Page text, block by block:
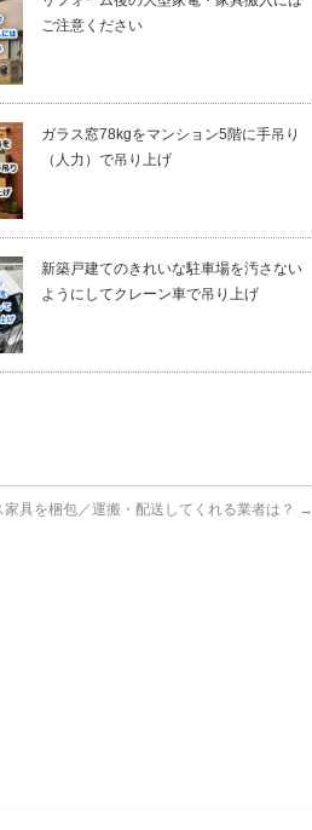
ご注意ください
ガラス窓78kgをマンション5階に手吊り
（人力）で吊り上げ
新築戸建てのきれいな駐車場を汚さない
ようにしてクレーン車で吊り上げ
家具を梱包／運搬・配送してくれる業者は？ →